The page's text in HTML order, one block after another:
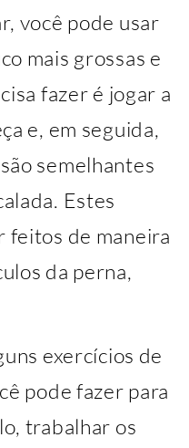
você pode usar
mais grossas e
fazer é jogar a
e, em seguida,
semelhantes
Estes
feitos de maneira
da perna,
exercícios de
pode fazer para
trabalhar os